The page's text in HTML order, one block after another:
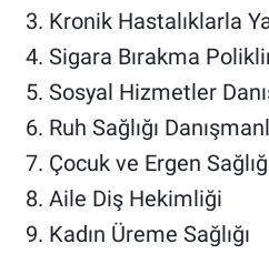
Kronik Hastalıklarla
Sigara Bırakma
Sosyal Hizmetler
Ruh Sağlığı
Çocuk ve Ergen
Aile Diş Hekimliği
Kadın Üreme Sağlığı